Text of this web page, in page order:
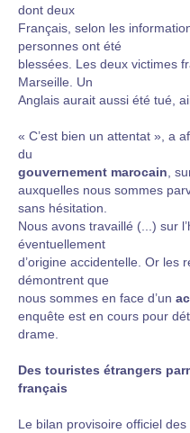
dont deux
Français, selon les
personnes ont été
blessées. Les deux victimes
Marseille. Un
Anglais aurait aussi été tué,
« C’est bien un attentat », a
du
gouvernement marocain ,
auxquelles nous sommes
sans hésitation.
Nous avons travaillé (...) sur
éventuellement
d’origine accidentelle. Or les
démontrent que
nous sommes en face d’un
enquête est en cours pour
drame.
Des touristes étrangers
français
Le bilan provisoire officiel